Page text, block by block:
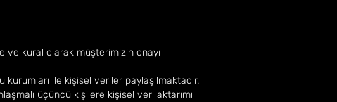
ve kural olarak müşterimizin onayı
ile kişisel veriler paylaşılmaktadır.
üçüncü kişilere kişisel veri aktarımı